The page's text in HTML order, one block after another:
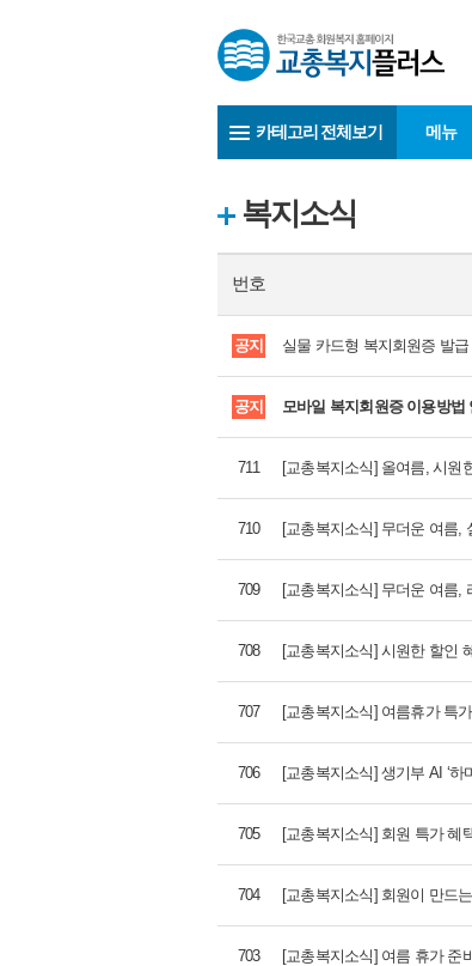
카테고리 전체보기 메뉴
복지소식
번호
공지 실물 카드형 복지회원증 발급
공지 모바일 복지회원증 이용방법
711 [교총복지소식] 올여름, 시원
710 [교총복지소식] 무더운 여름,
709 [교총복지소식] 무더운 여름,
708 [교총복지소식] 시원한 할인
707 [교총복지소식] 여름휴가 특
706 [교총복지소식] 생기부 AI ‘하
705 [교총복지소식] 회원 특가 혜
704 [교총복지소식] 회원이 만드
703 [교총복지소식] 여름 휴가 준